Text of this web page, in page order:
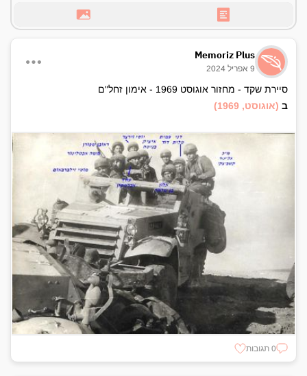
Memoriz Plus
9 אפריל 2024
סיירת שקד - מחזור אוגוסט 1969 - אימון זחל"ם
ב (אוגוסט, 1969)
0 תגובות